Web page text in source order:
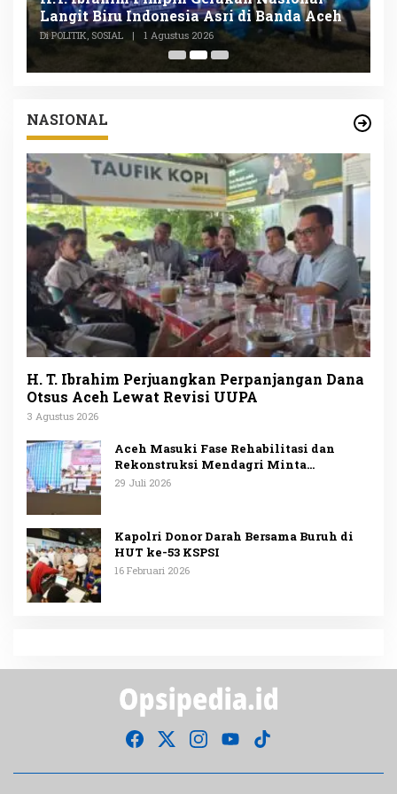
Langit Biru Indonesia Asri di Banda Aceh
Di POLITIK, SOSIAL | 1 Agustus 2026
NASIONAL
H. T. Ibrahim Perjuangkan Perpanjangan Dana
Otsus Aceh Lewat Revisi UUPA
3 Agustus 2026
Aceh Masuki Fase Rehabilitasi dan
Rekonstruksi Mendagri Minta
Penggunaan Anggaran Dipublikasikan
29 Juli 2026
Kapolri Donor Darah Bersama Buruh di
HUT ke-53 KSPSI
16 Februari 2026